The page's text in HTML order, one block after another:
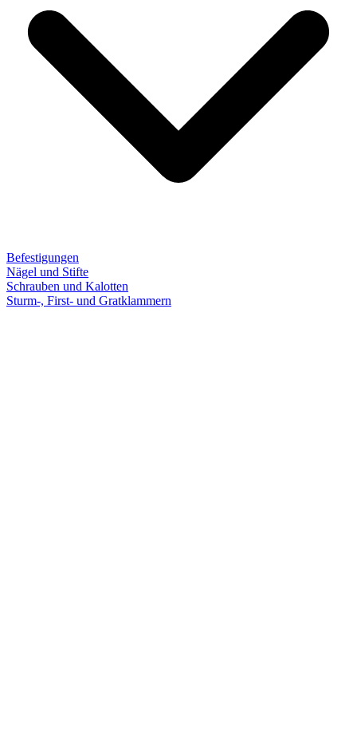
Befestigungen
Nägel und Stifte
Schrauben und Kalotten
Sturm-, First- und Gratklammern